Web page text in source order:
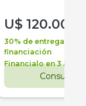
U$ 120.000
30% de entrega +
financiación
Financialo en 3 años
Consultar